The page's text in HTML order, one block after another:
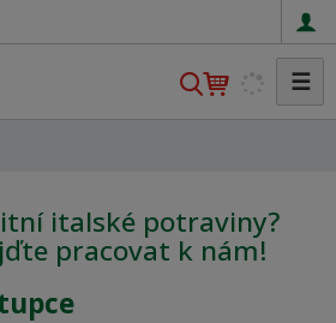
V
d
a
☰
italské potraviny?
pracovat k nám!